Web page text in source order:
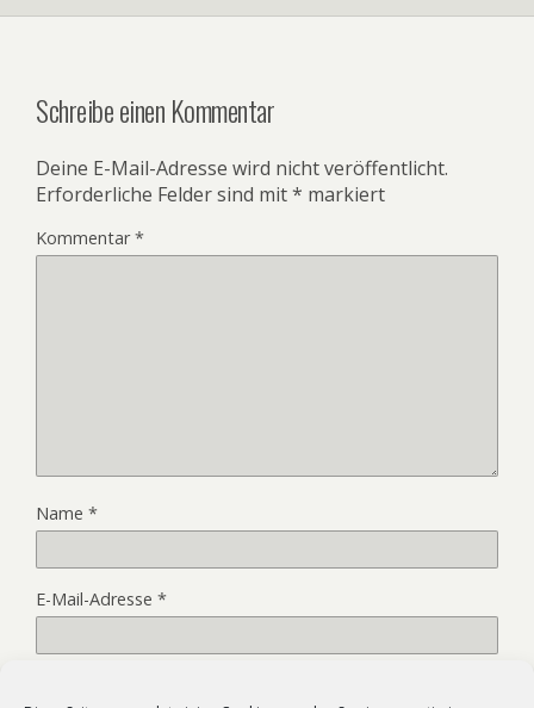
Schreibe einen Kommentar
Deine E-Mail-Adresse wird nicht veröffentlicht.
Erforderliche Felder sind mit* markiert
Kommentar*
Name *
E-Mail-Adresse *